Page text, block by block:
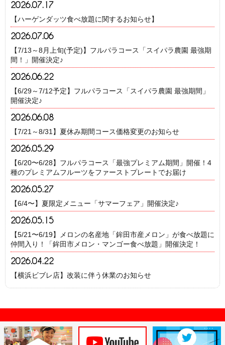
2026.07.17
【ハーゲンダッツ食べ放題に関するお知らせ】
2026.07.06
【7/13～8月上旬(予定)】フルパラコース「スイパラ農園 最強期
間！」開催決定♪
2026.06.22
【6/29～7/12予定】フルパラコース「スイパラ農園 最強期間」
開催決定♪
2026.06.08
【7/21～8/31】夏休み期間コース価格変更のお知らせ
2026.05.29
【6/20〜6/28】フルパラコース「最強プレミアム期間」開催！4
種のプレミアムフルーツをファーストプレートでお届け
2026.05.27
【6/4〜】夏限定メニュー「サマーフェア」開催決定♪
2026.05.15
【5/21〜6/19】メロンの名産地「鉾田市産メロン」が食べ放題に
仲間入り！「鉾田市メロン・マンゴー食べ放題」開催決定！
2026.04.22
【横浜ビブレ店】改装に伴う休業のお知らせ